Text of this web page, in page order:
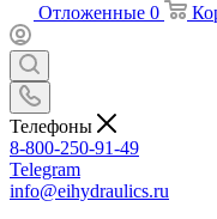
Отложенные 0
Телефоны
8-800-250-91-49
Telegram
info@eihydraulics.ru